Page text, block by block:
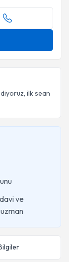
ilk sean
ve